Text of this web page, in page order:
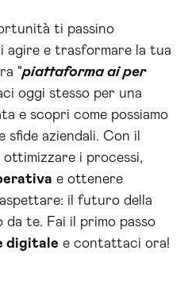
ti passino
agire e trasformare la tua
“piattaforma ai per
oggi stesso per una
e scopri come possiamo
aziendali. Con il
i processi,
e ottenere
il futuro della
da te. Fai il primo passo
digitale e contattaci ora!